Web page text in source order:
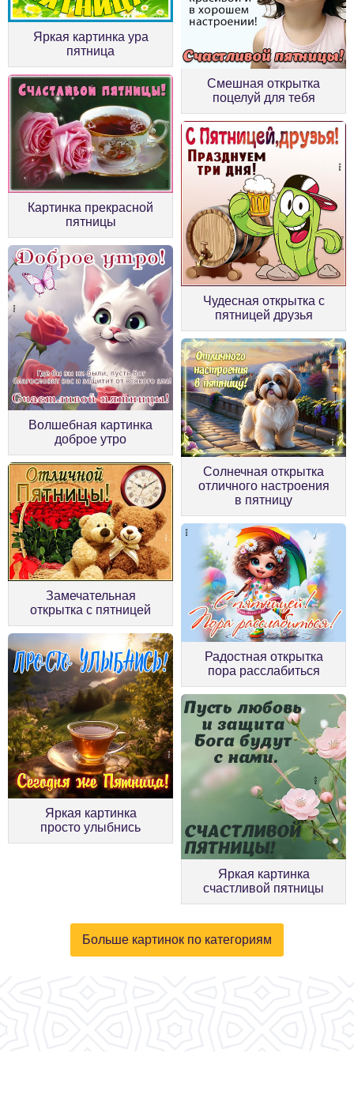
Яркая картинка ура
пятница
Смешная открытка
поцелуй для тебя
Картинка прекрасной
пятницы
Чудесная открытка с
пятницей друзья
Волшебная картинка
доброе утро
Солнечная открытка
отличного настроения
в пятницу
Замечательная
открытка с пятницей
Радостная открытка
пора расслабиться
Яркая картинка
просто улыбнись
Яркая картинка
счастливой пятницы
Больше картинок по категориям